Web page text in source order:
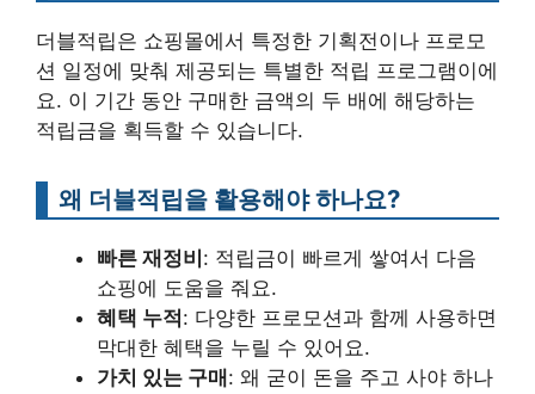
더블적립은 쇼핑몰에서 특정한 기획전이나 프로모
션 일정에 맞춰 제공되는 특별한 적립 프로그램이에
요. 이 기간 동안 구매한 금액의 두 배에 해당하는
적립금을 획득할 수 있습니다.
왜 더블적립을 활용해야 하나요?
빠른 재정비 : 적립금이 빠르게 쌓여서 다음
쇼핑에 도움을 줘요.
혜택 누적 : 다양한 프로모션과 함께 사용하면
막대한 혜택을 누릴 수 있어요.
가치 있는 구매 : 왜 굳이 돈을 주고 사야 하나